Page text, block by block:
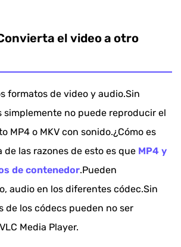
el video a otro
formatos de video y audio.Sin
simplemente no puede reproducir el
MP4 o MKV con sonido.¿Cómo es
de las razones de esto es que MP4 y
de contenedor.Pueden
audio en los diferentes códec.Sin
de los códecs pueden no ser
Media Player.